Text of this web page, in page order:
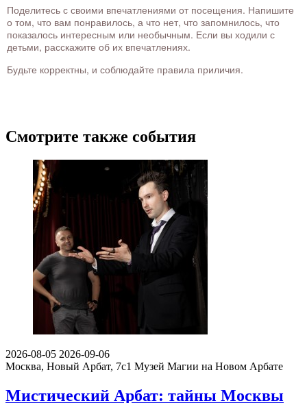
Поделитесь с своими впечатлениями от посещения. Напишите
о том, что вам понравилось, а что нет, что запомнилось, что
показалось интересным или необычным. Если вы ходили с
детьми, расскажите об их впечатлениях.
Будьте корректны, и соблюдайте правила приличия.
Смотрите также события
2026-08-05 2026-09-06
Москва, Новый Арбат, 7с1 Музей Магии на Новом Арбате
Мистический Арбат: тайны Москвы